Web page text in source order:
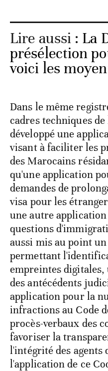
Lire aussi : La
présélection
voici les
Dans le même
cadres techniques
développé une
visant à faciliter les
des Marocains
qu'une application
demandes de
visa pour les
une autre
questions
aussi mis au point
permettant
empreintes digitales,
des antécédents
application pour la
infractions au Code
procès-verbaux des
favoriser la
l'intégrité des agents
l'application de ce